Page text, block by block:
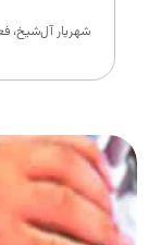
شهریار آل‌شیخ،